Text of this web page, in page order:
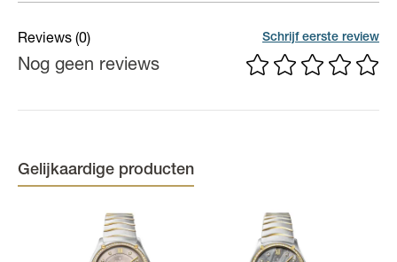
van 3 jaar op fabricagefouten aan het binnenwerk.
Materiaal band
Materiaal kast Staal
Kleur band Zilverkleurig
Quartz
Reviews (0) Schrijf eerste review
Nog geen reviews
Gelijkaardige producten